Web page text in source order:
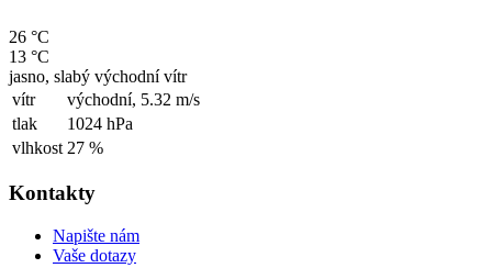
26 °C
13 °C
jasno, slabý východní vítr
vítr
východní, 5.32 m/s
tlak
1024 hPa
vlhkost 27 %
Kontakty
Napište nám
Vaše dotazy